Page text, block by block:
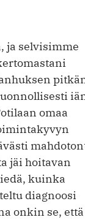
ja selvisimme
omaa
jäi hoitavan
kuinka
diagnoosi
onkin se, että